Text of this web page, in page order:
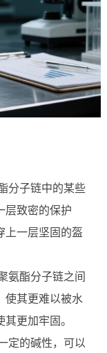
分子链中的某些
层致密的保护
上一层坚固的盔
氨酯分子链之间
使其更难以被水
更加牢固。
定的碱性，可以